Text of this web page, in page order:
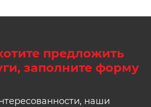
предложить
заполните форму
наши